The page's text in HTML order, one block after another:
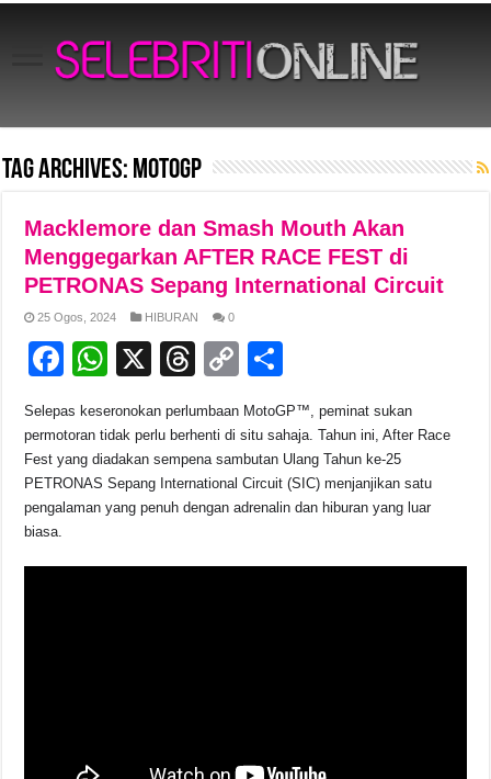
Tag Archives: MotoGP
Macklemore dan Smash Mouth Akan
Menggegarkan AFTER RACE FEST di
PETRONAS Sepang International Circuit
25 Ogos, 2024 HIBURAN 0
F
c
e
b
o
W
at
s
A
p
X
T
e
a
d
C
p
y
Li
k
ar
e
Selepas keseronokan perlumbaan MotoGP™, peminat sukan
permotoran tidak perlu berhenti di situ sahaja. Tahun ini, After Race
Fest yang diadakan sempena sambutan Ulang Tahun ke-25
PETRONAS Sepang International Circuit (SIC) menjanjikan satu
pengalaman yang penuh dengan adrenalin dan hiburan yang luar
biasa.